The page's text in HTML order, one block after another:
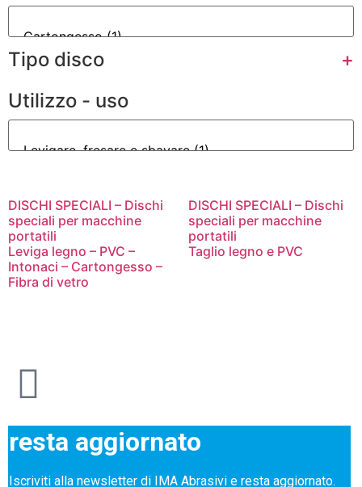
Tipo disco
+
Utilizzo - uso
DISCHI SPECIALI – Dischi
speciali per macchine
portatili
Leviga legno – PVC –
Intonaci – Cartongesso –
Fibra di vetro
DISCHI SPECIALI – Dischi
speciali per macchine
portatili
Taglio legno e PVC